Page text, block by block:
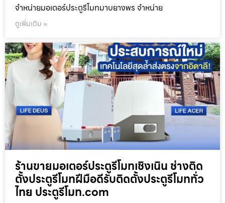
จำหน่ายมอเตอร์ประตูรีโมทมาบยางพร จำหน่าย
ดูเพิ่มเติม »
ร้านขายมอเตอร์ประตูรีโมทเชิงเนิน ช่างติด
ตั้งประตูรีโมทฝีมือดีรับติดตั้งประตูรีโมททั่ว
ไทย ประตูรีโมท.com